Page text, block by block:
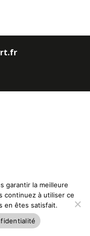
garantir la meilleure
continuez à utiliser ce
en êtes satisfait.